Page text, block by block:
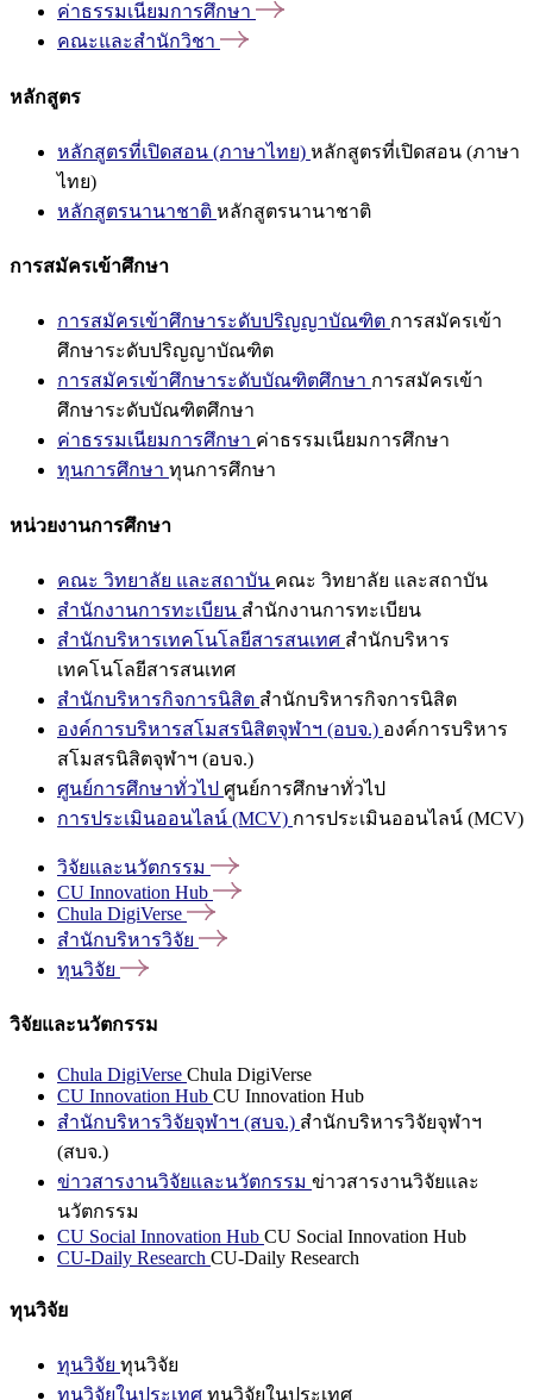
ค่าธรรมเนียมการศึกษา
คณะและสำนักวิชา
หลักสูตร
หลักสูตรที่เปิดสอน (ภาษาไทย) หลักสูตรที่เปิดสอน (ภาษา
ไทย)
หลักสูตรนานาชาติ หลักสูตรนานาชาติ
การสมัครเข้าศึกษา
การสมัครเข้าศึกษาระดับปริญญาบัณฑิต การสมัครเข้า
ศึกษาระดับปริญญาบัณฑิต
การสมัครเข้าศึกษาระดับบัณฑิตศึกษา การสมัครเข้า
ศึกษาระดับบัณฑิตศึกษา
ค่าธรรมเนียมการศึกษา ค่าธรรมเนียมการศึกษา
ทุนการศึกษา ทุนการศึกษา
หน่วยงานการศึกษา
คณะ วิทยาลัย และสถาบัน คณะ วิทยาลัย และสถาบัน
สำนักงานการทะเบียน สำนักงานการทะเบียน
สำนักบริหารเทคโนโลยีสารสนเทศ สำนักบริหาร
เทคโนโลยีสารสนเทศ
สำนักบริหารกิจการนิสิต สำนักบริหารกิจการนิสิต
องค์การบริหารสโมสรนิสิตจุฬาฯ (อบจ.) องค์การบริหาร
สโมสรนิสิตจุฬาฯ (อบจ.)
ศูนย์การศึกษาทั่วไป ศูนย์การศึกษาทั่วไป
การประเมินออนไลน์ (MCV) การประเมินออนไลน์ (MCV)
วิจัยและนวัตกรรม
CU Innovation Hub
Chula DigiVerse
สำนักบริหารวิจัย
ทุนวิจัย
วิจัยและนวัตกรรม
Chula DigiVerse Chula DigiVerse
CU Innovation Hub CU Innovation Hub
สำนักบริหารวิจัยจุฬาฯ (สบจ.) สำนักบริหารวิจัยจุฬาฯ
(สบจ.)
ข่าวสารงานวิจัยและนวัตกรรม ข่าวสารงานวิจัยและ
นวัตกรรม
CU Social Innovation Hub CU Social Innovation Hub
CU-Daily Research CU-Daily Research
ทุนวิจัย
ทุนวิจัย ทุนวิจัย
ทุนวิจัยในประเทศ ทุนวิจัยในประเทศ